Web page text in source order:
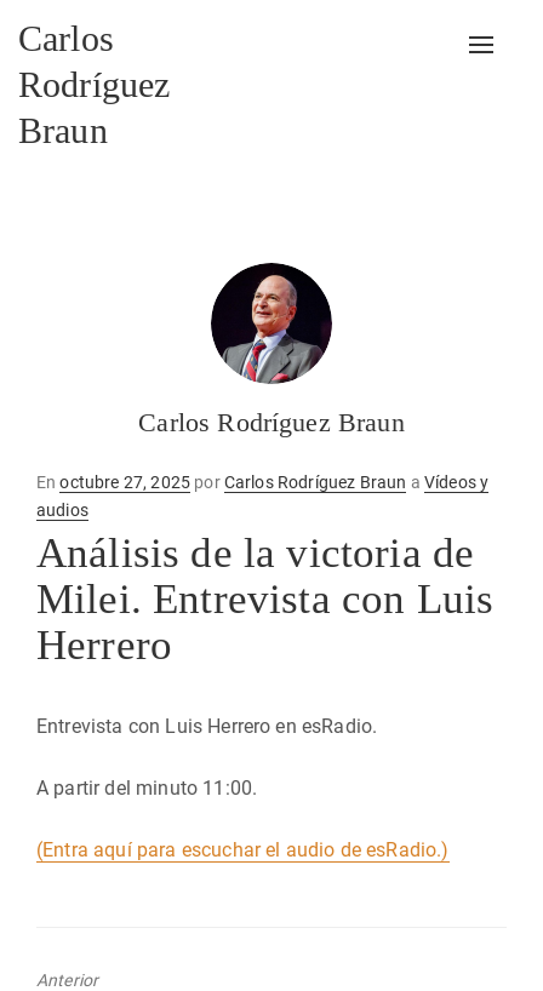
Carlos
Rodríguez
Braun
Carlos Rodríguez Braun
EnPublicado
en
octubre 27, 2025 porCarlos Rodríguez Braun a Vídeos y
audios
Análisis de la victoria de
Milei. Entrevista con Luis
Herrero
Entrevista con Luis Herrero en esRadio.
A partir del minuto 11:00.
(Entra aquí para escuchar el audio de esRadio.)
Anterior